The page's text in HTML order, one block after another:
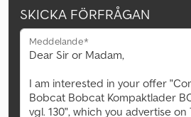
SKICKA FÖRFRÅGAN
Meddelande*